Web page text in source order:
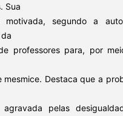
Sua
motivada, segundo a
professores para, por
mesmice. Destaca que a
pelas